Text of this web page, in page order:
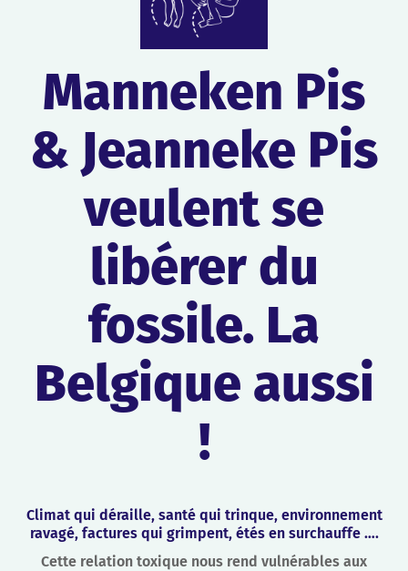
Manneken Pis
& Jeanneke Pis
veulent se
libérer du
fossile. La
Belgique aussi
!
Climat qui déraille, santé qui trinque, environnement
ravagé, factures qui grimpent, étés en surchauffe ….
Cette relation toxique nous rend vulnérables aux